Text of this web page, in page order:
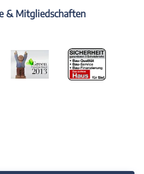
& Mitgliedschaften